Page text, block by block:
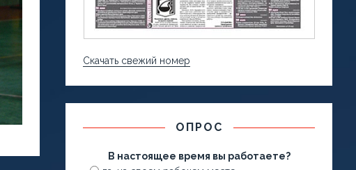
Скачать свежий номер
ОПРОС
В настоящее время вы работаете?